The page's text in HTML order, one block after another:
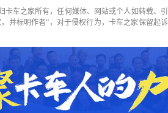
卡车之家所有，任何媒体、网站或个人如转载、引
并标明作者”，对于侵权行为，卡车之家保留起诉